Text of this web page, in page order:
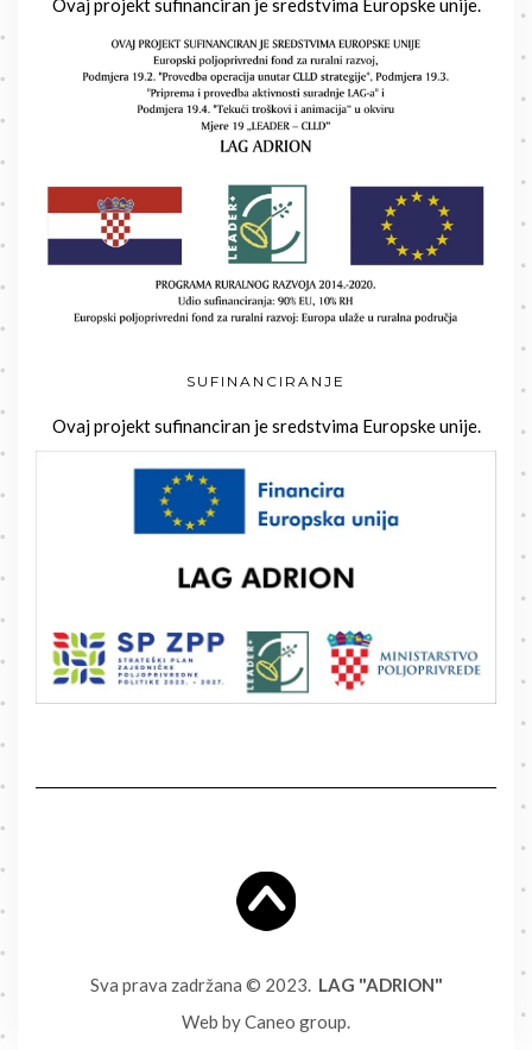
Ovaj projekt sufinanciran je sredstvima Europske unije.
SUFINANCIRANJE
Ovaj projekt sufinanciran je sredstvima Europske unije.
Sva prava zadržana © 2023. LAG "ADRION"
Web byCaneo group.